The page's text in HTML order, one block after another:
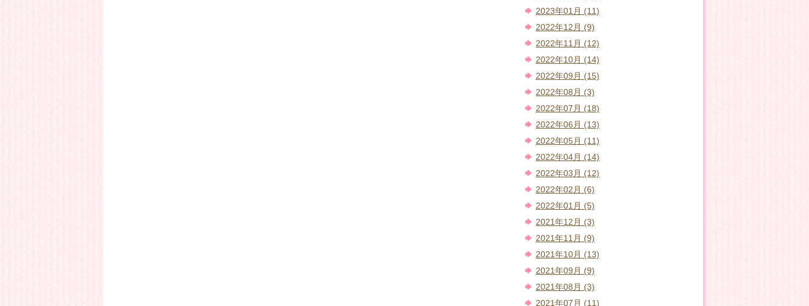
2023年01月 (11)
2022年12月 (9)
2022年11月 (12)
2022年10月 (14)
2022年09月 (15)
2022年08月 (3)
2022年07月 (18)
2022年06月 (13)
2022年05月 (11)
2022年04月 (14)
2022年03月 (12)
2022年02月 (6)
2022年01月 (5)
2021年12月 (3)
2021年11月 (9)
2021年10月 (13)
2021年09月 (9)
2021年08月 (3)
2021年07月 (11)